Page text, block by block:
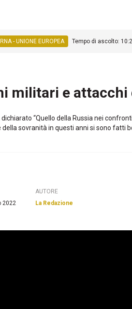
- UNIONE EUROPEA Tempo di ascolto:
militari e attacchi
dichiarato “Quello della Russia nei
della sovranità in questi anni si sono fatti
2022
AUTORE
La Redazione